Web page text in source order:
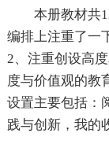
本册教材共
编排上注重了一
2、注重创设高
度与价值观的教
设置主要包括：
践与创新，我的